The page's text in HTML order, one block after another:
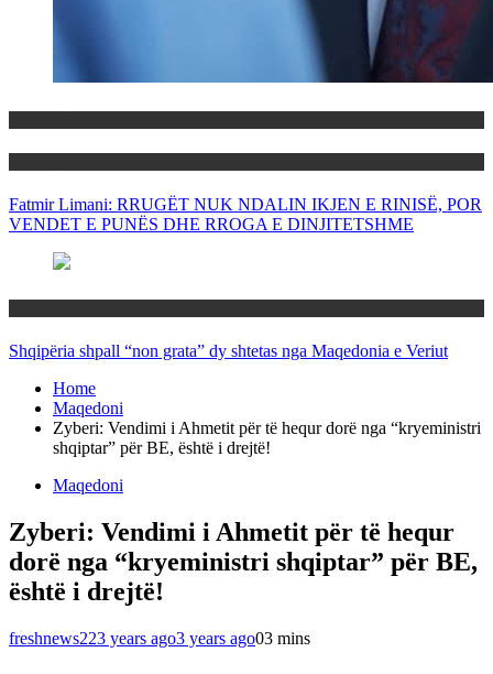
Fatmir Limani: RRUGËT NUK NDALIN IKJEN E RINISË, POR
VENDET E PUNËS DHE RROGA E DINJITETSHME
Shqipëria shpall “non grata” dy shtetas nga Maqedonia e Veriut
Home
Maqedoni
Zyberi: Vendimi i Ahmetit për të hequr dorë nga “kryeministri
shqiptar” për BE, është i drejtë!
Maqedoni
Zyberi: Vendimi i Ahmetit për të hequr
dorë nga “kryeministri shqiptar” për BE,
është i drejtë!
freshnews223 years ago3 years ago03 mins